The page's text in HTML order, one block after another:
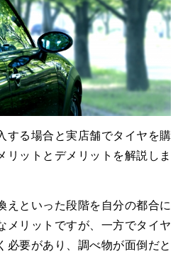
する場合と実店舗でタイヤを購
リットとデメリットを解説しま
えといった段階を自分の都合に
メリットですが、一方でタイヤ
必要があり、調べ物が面倒だと